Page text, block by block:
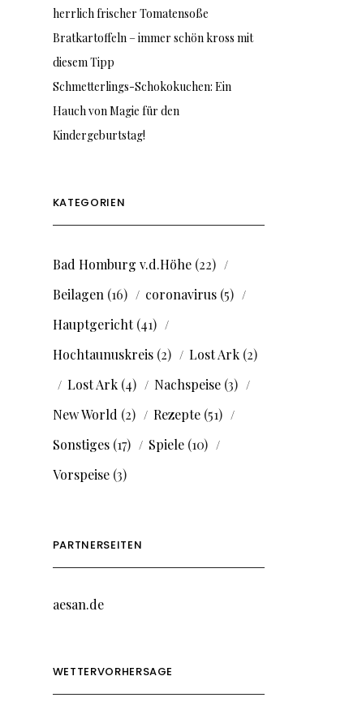
herrlich frischer Tomatensoße
Bratkartoffeln – immer schön kross mit
diesem Tipp
Schmetterlings-Schokokuchen: Ein
Hauch von Magie für den
Kindergeburtstag!
KATEGORIEN
Bad Homburg v.d.Höhe(22)
Beilagen (16) coronavirus(5)
Hauptgericht(41)
Hochtaunuskreis(2) Lost Ark(2)
Lost Ark(4) Nachspeise(3)
New World (2) Rezepte(51)
Sonstiges(17) Spiele(10)
Vorspeise(3)
PARTNERSEITEN
aesan.de
WETTERVORHERSAGE